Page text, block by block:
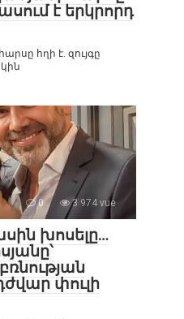
է երկրորդ
հղի է. զույգը
0 3 974 vue
խոսելը…
փուլի